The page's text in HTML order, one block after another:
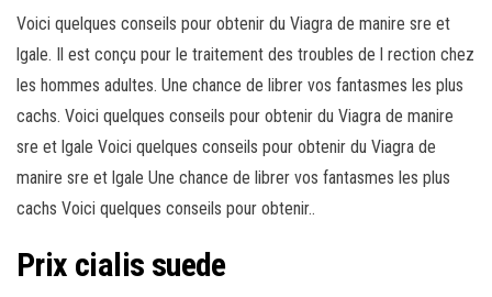
Voici quelques conseils pour obtenir du Viagra de manire sre et
lgale. Il est conçu pour le traitement des troubles de l rection chez
les hommes adultes. Une chance de librer vos fantasmes les plus
cachs. Voici quelques conseils pour obtenir du Viagra de manire
sre et lgale Voici quelques conseils pour obtenir du Viagra de
manire sre et lgale Une chance de librer vos fantasmes les plus
cachs Voici quelques conseils pour obtenir..
Prix cialis suede